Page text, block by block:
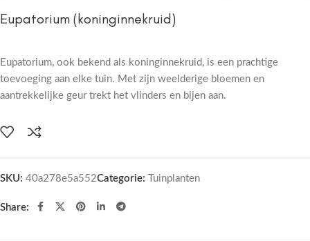
Eupatorium (koninginnekruid)
Eupatorium, ook bekend als koninginnekruid, is een prachtige
toevoeging aan elke tuin. Met zijn weelderige bloemen en
aantrekkelijke geur trekt het vlinders en bijen aan.
SKU: 40a278e5a552Categorie: Tuinplanten
Share: